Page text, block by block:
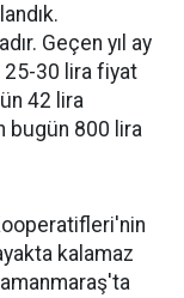
Geçen yıl ay
30 lira fiyat
42 lira
bugün 800 lira
kalamaz